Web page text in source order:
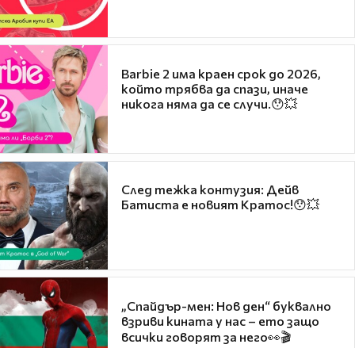
Barbie 2 има краен срок до 2026,
който трябва да спази, иначе
никога няма да се случи.😯💥
След тежка контузия: Дейв
Батиста е новият Кратос!😯💥
„Спайдър-мен: Нов ден“ буквално
взриви кината у нас – ето защо
всички говорят за него👀🎬